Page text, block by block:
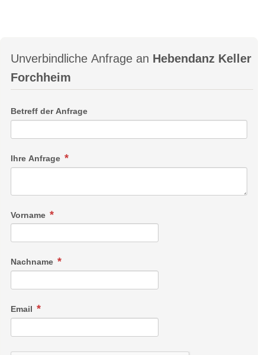
Unverbindliche Anfrage an Hebendanz Keller
Forchheim
Betreff der Anfrage
Ihre Anfrage
Vorname
Nachname
Email